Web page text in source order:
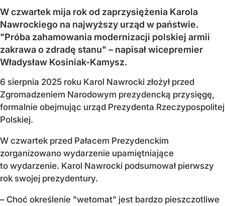
W czwartek mija rok od zaprzysiężenia Karola
Nawrockiego na najwyższy urząd w państwie.
"Próba zahamowania modernizacji polskiej armii
zakrawa o zdradę stanu" – napisał wicepremier
Władysław Kosiniak-Kamysz.
6 sierpnia 2025 roku Karol Nawrocki złożył przed
Zgromadzeniem Narodowym prezydencką przysięgę,
formalnie obejmując urząd Prezydenta Rzeczypospolitej
Polskiej.
W czwartek przed Pałacem Prezydenckim
zorganizowano wydarzenie upamiętniające
to wydarzenie. Karol Nawrocki podsumował pierwszy
rok swojej prezydentury.
– Choć określenie "wetomat" jest bardzo pieszczotliwe